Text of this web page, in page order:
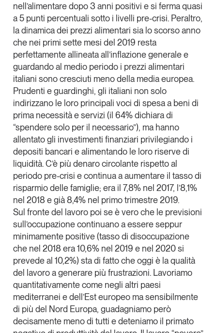
nell’alimentaredopo 3 anni positivi e si ferma quasi
a 5 punti percentuali sotto i livelli pre-crisi. Peraltro,
la dinamica dei prezzi alimentari sia lo scorso anno
che nei primi sette mesi del 2019 resta
perfettamente allineata all’inflazione generale e
guardando al medio periodo i prezzi alimentari
italiani sono cresciuti meno della media europea.
Prudenti e guardinghi, gli italiani non solo
indirizzano le loro principali voci di spesa a beni di
prima necessità e servizi (il 64% dichiara di
“spendere solo per il necessario”), ma hanno
allentato gli investimenti finanziari privilegiando i
depositi bancari e alimentando le loro riserve di
liquidità. C’è più denaro circolante rispetto al
periodo pre-crisi e continua a aumentare il tasso di
risparmio delle famiglie; era il 7,8% nel 2017, l’8,1%
nel 2018 e già 8,4% nel primo trimestre 2019.
Sul fronte del lavoro poi se è vero che le previsioni
sull’occupazione continuano a essere seppur
minimamente positive (tasso di disoccupazione
che nel 2018 era 10,6% nel 2019 e nel 2020 si
prevede al 10,2%) sta di fatto che oggi è la qualità
del lavoro a generare più frustrazioni. Lavoriamo
quantitativamente come negli altri paesi
mediterranei e dell’Est europeo ma sensibilmente
di più del Nord Europa, guadagniamo però
decisamente meno di tutti e deteniamo il primato